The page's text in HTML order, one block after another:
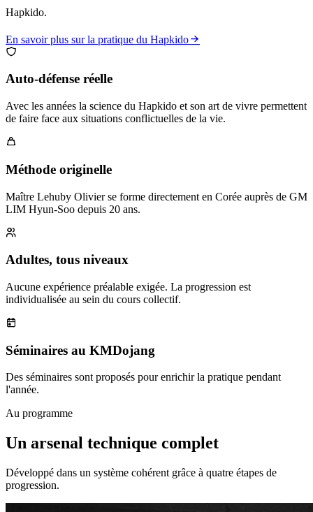
Hapkido.
En savoir plus sur la pratique du Hapkido
Auto-défense réelle
Avec les années la science du Hapkido et son art de vivre permettent
de faire face aux situations conflictuelles de la vie.
Méthode originelle
Maître Lehuby Olivier se forme directement en Corée auprès de GM
LIM Hyun-Soo depuis 20 ans.
Adultes, tous niveaux
Aucune expérience préalable exigée. La progression est
individualisée au sein du cours collectif.
Séminaires au KMDojang
Des séminaires sont proposés pour enrichir la pratique pendant
l'année.
Au programme
Un arsenal technique complet
Développé dans un système cohérent grâce à quatre étapes de
progression.